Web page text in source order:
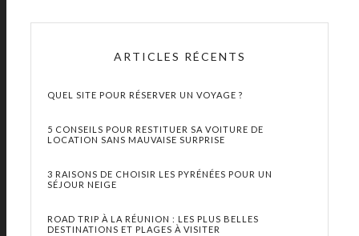
ARTICLES RÉCENTS
QUEL SITE POUR RÉSERVER UN VOYAGE ?
5 CONSEILS POUR RESTITUER SA VOITURE DE
LOCATION SANS MAUVAISE SURPRISE
3 RAISONS DE CHOISIR LES PYRÉNÉES POUR UN
SÉJOUR NEIGE
ROAD TRIP À LA RÉUNION : LES PLUS BELLES
DESTINATIONS ET PLAGES À VISITER